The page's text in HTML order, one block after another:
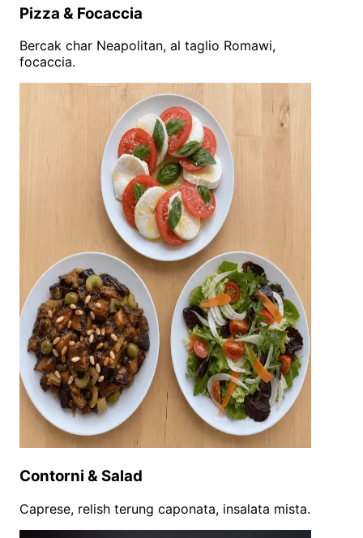
Pizza & Focaccia
Bercak char Neapolitan, al taglio Romawi,
focaccia.
Contorni & Salad
Caprese, relish terung caponata, insalata mista.